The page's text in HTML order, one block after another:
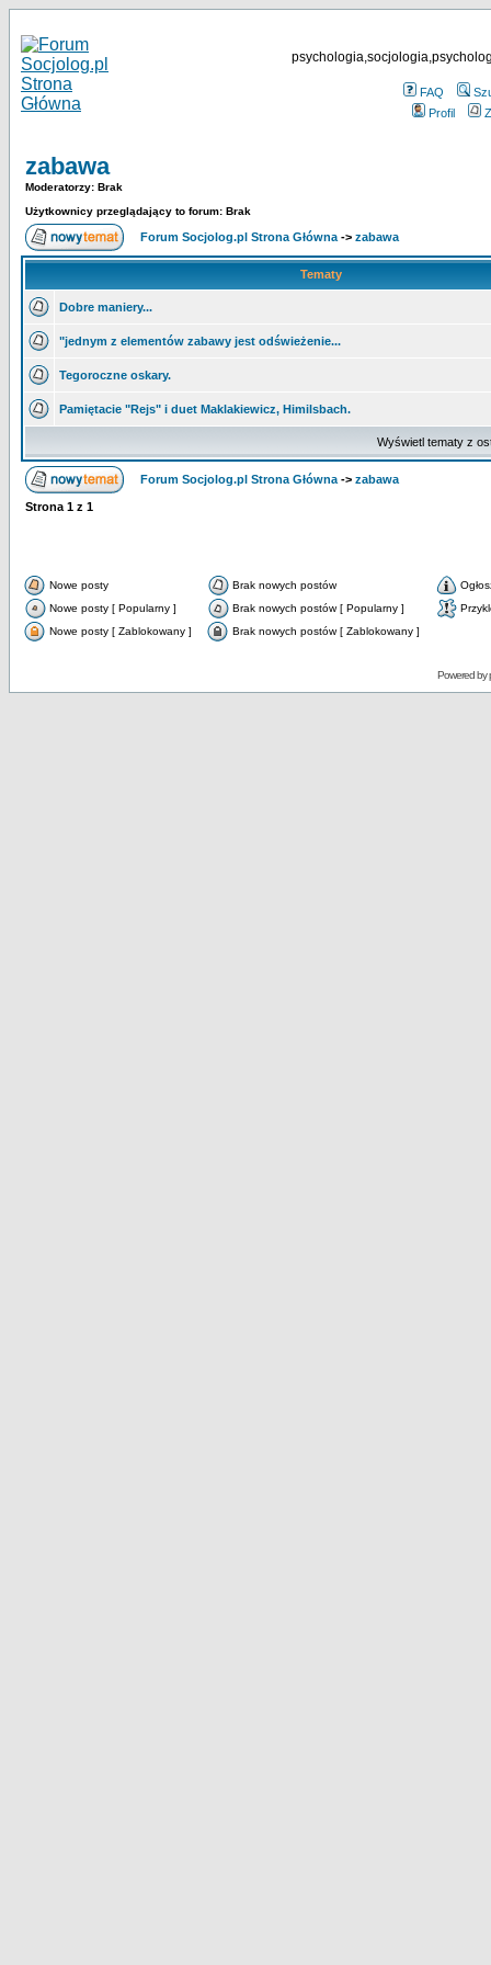
FAQ
Profil
zabawa
Moderatorzy: Brak
Użytkownicy przeglądający to forum: Brak
Forum Socjolog.pl Strona Główna -> zabawa
Tematy
Dobre maniery...
"jednym z elementów zabawy jest odświeżenie...
Tegoroczne oskary.
Pamiętacie "Rejs" i duet Maklakiewicz, Himilsbach.
Wyświetl tematy z
Forum Socjolog.pl Strona Główna -> zabawa
Strona 1 z 1
Nowe posty Brak nowych postów
Nowe posty [ Popularny ]
Brak nowych postów [ Popularny ]
Nowe posty [ Zablokowany ]
Brak nowych postów [ Zablokowany ]
Powered by